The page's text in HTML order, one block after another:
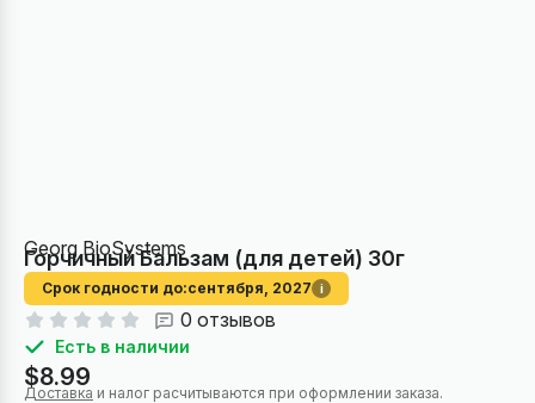
Georg BioSystems
Горчичный Бальзам (для детей) 30г
Срок годности до:сентября, 2027 i
0 отзывов
Есть в наличии
$8.99
Доставка и налог расчитываются при оформлении заказа.